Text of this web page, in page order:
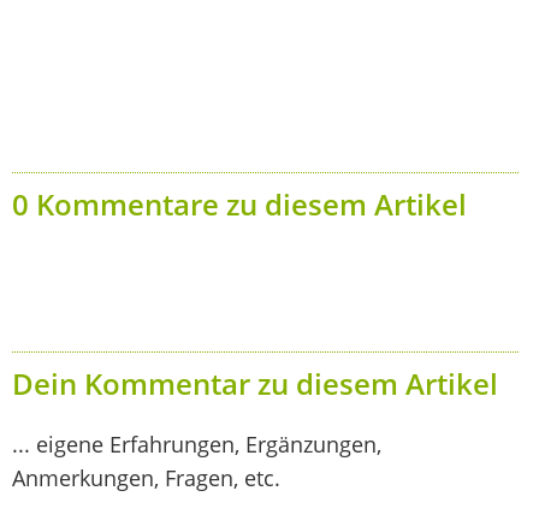
0 Kommentare zu diesem Artikel
Dein Kommentar zu diesem Artikel
... eigene Erfahrungen, Ergänzungen,
Anmerkungen, Fragen, etc.